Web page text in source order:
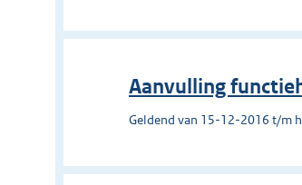
Aanvulling
Geldend van 15-12-2016 t/m